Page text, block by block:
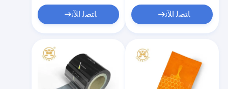
المنتجات
حولنا
ﺎﺘﺼﻟ ﺍﻶﻧ ﺎﺘﺼﻟ ﺍﻶﻧ